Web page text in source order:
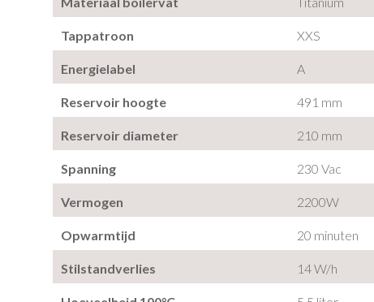
Tappatroon XXS
Energielabel A
Reservoir hoogte 491 mm
Reservoir diameter 210 mm
Spanning 230 Vac
Vermogen 2200W
Opwarmtijd 20 minuten
Stilstandverlies 14 W/h